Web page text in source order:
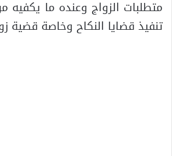
متطلبات الزواج وعنده ما
تنفيذ قضايا النكاح وخاصة قضية